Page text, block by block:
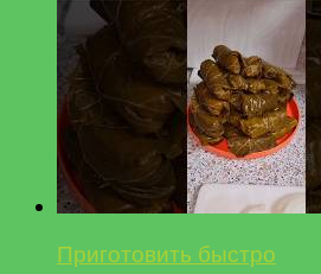
Приготовить быстро